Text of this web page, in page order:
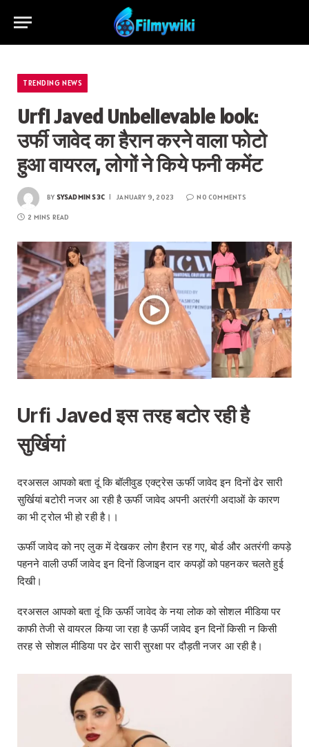
TRENDING NEWS
Urfi Javed Unbelievable look:
उर्फी जावेद का हैरान करने वाला फोटो
हुआ वायरल, लोगों ने किये फनी कमेंट
BY SYSADMIN S3C JANUARY 9, 2023 NO COMMENTS
2 MINS READ
Urfi Javed इस तरह बटोर रही है
सुर्खियां
दरअसल आपको बता दूं कि बॉलीवुड एक्ट्रेस ऊर्फी जावेद इन दिनों ढेर सारी
सुर्खियां बटोरी नजर आ रही है ऊर्फी जावेद अपनी अतरंगी अदाओं के कारण
का भी ट्रोल भी हो रही है।।
ऊर्फी जावेद को नए लुक में देखकर लोग हैरान रह गए, बोर्ड और अतरंगी कपड़े
पहनने वाली उर्फी जावेद इन दिनों डिजाइन दार कपड़ों को पहनकर चलते हुई
दिखी।
दरअसल आपको बता दूं कि ऊर्फी जावेद के नया लोक को सोशल मीडिया पर
काफी तेजी से वायरल किया जा रहा है ऊर्फी जावेद इन दिनों किसी न किसी
तरह से सोशल मीडिया पर ढेर सारी सुरक्षा पर दौड़ती नजर आ रही है।